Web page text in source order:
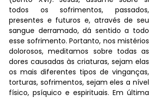
todos os sofrimentos, passados,
presentes e futuros e, através de seu
sangue derramado, dá sentido a todo
esse sofrimento. Portanto, nos mistérios
dolorosos, meditamos sobre todas as
dores causadas às criaturas, sejam elas
os mais diferentes tipos de vinganças,
torturas, sofrimentos, sejam eles a nível
físico, psíquico e espirituais. Em última